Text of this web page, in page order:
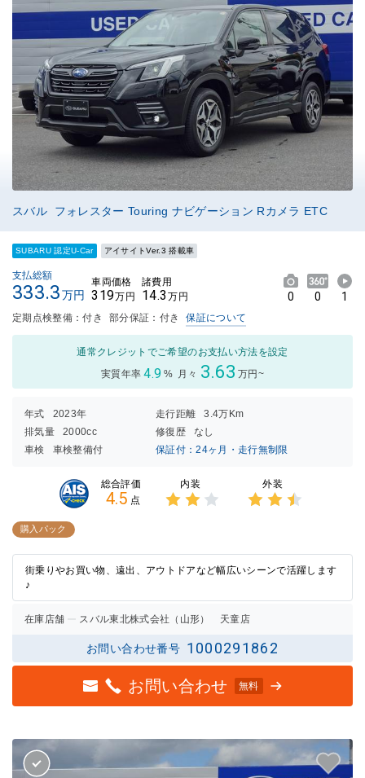
スバル フォレスター Touring ナビゲーション Rカメラ ETC
SUBARU 認定U-Car アイサイトVer.3 搭載車
支払総額
333.3万円
車両価格
319万円
諸費用
14.3 万円 0 0 1
定期点検整備：付き 部分保証：付き 保証について
通常クレジットでご希望のお支払い方法を設定
実質年率 4.9 % 月々 3.63 万円~
年式 2023年 走行距離
3.4万Km
排気量
2000cc 修復歴
なし
車検
車検整備付 保証付：24ヶ月・走行無制限
総合評価
4.5 点
内装 外装
購入パック
街乗りやお買い物、遠出、アウトドアなど幅広いシーンで活躍します
♪
在庫店舗 スバル東北株式会社（山形） 天童店
お問い合わせ番号 1000291862
お問い合わせ 無料